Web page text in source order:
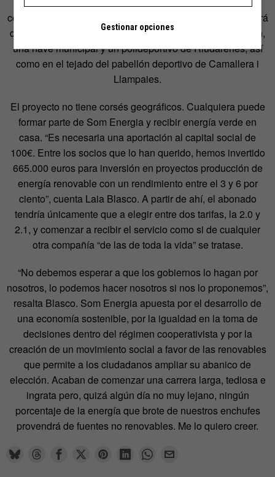
consumida”, señala la cooperativista. Som Energia instalará
durante este verano cubiertas fotovoltaicas en un almacén,
una nave municipal y un polideportivo de Riudarenes, así
como en el tejado del pabellón deportivo de Camallera i
Llampaies.
El proyecto no tiene corsés geográficos. Cualquiera puede
formar parte de Som Energia y recibir energía verde en
casa. “Es necesaria una aportación al capital social de
100€. Entre los socios que lo han querido, hemos invertido
665.000 euros para inversión en proyectos producción de
energía renovable con un rendimiento entre el 3 y 6 por
ciento”, cuenta Laia Blasco. A partir de ahí, el abonado
tendría únicamente que a elegir entre dos tarifas, la 2.0 y
2.1, y comenzar a recibir el servicio como si de cualquier
otra compañía “de las de toda la vida” se tratase.
“No debemos esperar a que los gobiernos lo hagan por
nosotros, lo podemos hacer nosotros si nos lo proponemos”,
resalta Blasco. Som Energia apuesta por el desarrollo de
una economía sostenible, por la igualdad en la toma de
decisiones dentro del régimen cooperativista y por la
creación de un movimiento social a favor de las renovables
que permite a los ciudadanos ampliar su abanico de
elección. Acaban de comenzar una carrera larga, tediosa e
ingrata pero, quizá algún día no muy lejano, ningún
porcentaje de la energía que brote de nuestros enchufes
provendrá de fuentes no renovables. Me lo quiero creer.
Gestionar opciones